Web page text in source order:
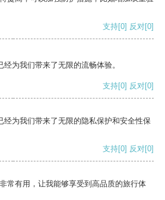
支持[0] 反对[0]
为我们带来了无限的流畅体验。
支持[0] 反对[0]
经为我们带来了无限的隐私保护和安全性保
支持[0] 反对[0]
常有用，让我能够享受到高品质的旅行体